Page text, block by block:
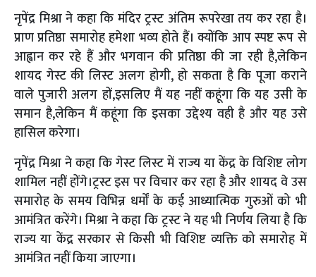
नृपेंद्र मिश्रा ने कहा कि मंदिर ट्रस्ट अंतिम रूपरेखा तय कर रहा है।
प्राण प्रतिष्ठा समारोह हमेशा भव्य होते हैं। क्योंकि आप स्पष्ट रूप से
आह्वान कर रहे हैं और भगवान की प्रतिष्ठा की जा रही है,लेकिन
शायद गेस्ट की लिस्ट अलग होगी, हो सकता है कि पूजा कराने
वाले पुजारी अलग हों,इसलिए मैं यह नहीं कहूंगा कि यह उसी के
समान है,लेकिन मैं कहूंगा कि इसका उद्देश्य वही है और यह उसे
हासिल करेगा।
नृपेंद्र मिश्रा ने कहा कि गेस्ट लिस्ट में राज्य या केंद्र के विशिष्ट लोग
शामिल नहीं होंगे।ट्रस्ट इस पर विचार कर रहा है और शायद वे उस
समारोह के समय विभिन्न धर्मों के कई आध्यात्मिक गुरुओं को भी
आमंत्रित करेंगे। मिश्रा ने कहा कि ट्रस्ट ने यह भी निर्णय लिया है कि
राज्य या केंद्र सरकार से किसी भी विशिष्ट व्यक्ति को समारोह में
आमंत्रित नहीं किया जाएगा।